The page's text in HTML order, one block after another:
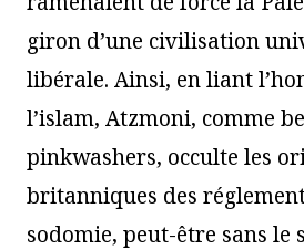
giron d’une civilisation
libérale. Ainsi, en liant
l’islam, Atzmoni, comme
pinkwashers, occulte les
britanniques des
sodomie, peut-être sans le